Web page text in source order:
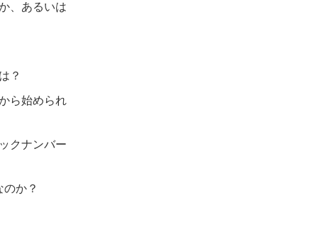
、あるいは
？
ら始められ
クナンバー
か？